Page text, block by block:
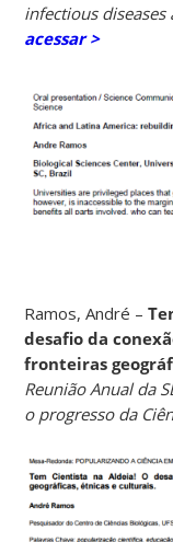
infectious
acessar >
Ramos, André –
desafio da
fronteiras
Reunião Anual da
o progresso da